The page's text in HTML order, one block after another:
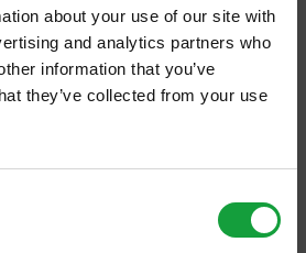
about your use of our site with
and analytics partners who
information that you’ve
they’ve collected from your use
Pompele Tecnico per il processo
NEWSLETTER
tutte le ultime novita nel campo